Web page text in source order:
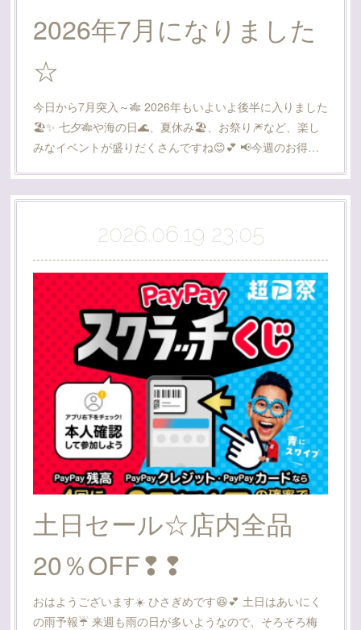
2026年7月になりました
☆
今日から7月突入～🎋 2026年もいよいよ後半に入りました
🏖️✨ 七夕🎋や海の日🌊、夏休み🏖、お祭り🎆など、楽し
みなイベントが盛りだくさんですね😊💕 📢今週のお得…
2026.06.19 23:05
土日セール☆店内全品
20％OFF❢❢
おはようございます☀️ ひさぎめです😆💕 土日はあいにく
の雨予報☔ 来週も雨の日が多いようなので、そろそろ梅